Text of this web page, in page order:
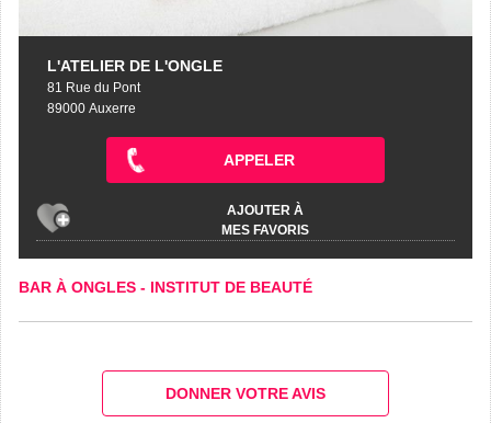
L'ATELIER DE L'ONGLE
81 Rue du Pont
89000 Auxerre
APPELER
AJOUTER À
MES FAVORIS
BAR À ONGLES - INSTITUT DE BEAUTÉ
DONNER VOTRE AVIS